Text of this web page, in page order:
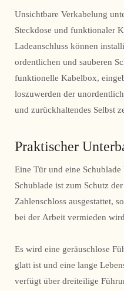
Unsichtbare Verkabelung
Steckdose und funktionaler
Ladeanschluss können
ordentlichen und sauberen
funktionelle Kabelbox,
loszuwerden der
und zurückhaltendes Selbst
Praktischer
Eine Tür und eine
Schublade ist zum Schutz
Zahlenschloss ausgestattet,
bei der Arbeit vermieden
Es wird eine geräuschlose
glatt ist und eine lange
verfügt über dreiteilige